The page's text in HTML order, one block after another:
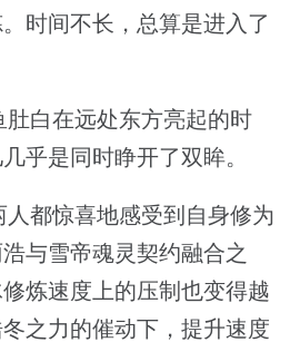
时间不长，总算是进入了
白在远处东方亮起的时
乎是同时睁开了双眸。
都惊喜地感受到自身修为
与雪帝魂灵契约融合之
炼速度上的压制也变得越
之力的催动下，提升速度